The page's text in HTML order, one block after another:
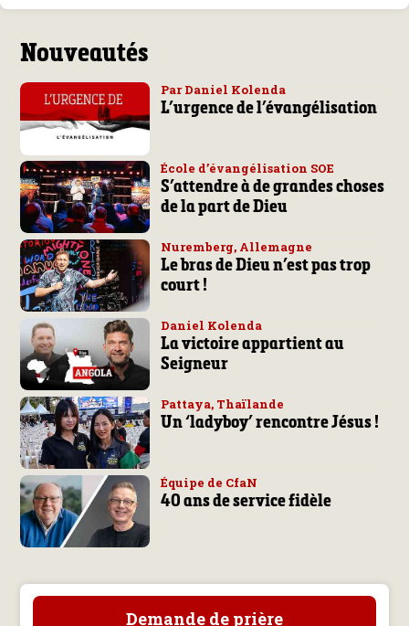
Nouveautés
Par Daniel Kolenda
L’urgence de l’évangélisation
École d’évangélisation SOE
S’attendre à de grandes choses
de la part de Dieu
Nuremberg, Allemagne
Le bras de Dieu n’est pas trop
court !
Daniel Kolenda
La victoire appartient au
Seigneur
Pattaya, Thaïlande
Un ‘ladyboy’ rencontre Jésus !
Équipe de CfaN
40 ans de service fidèle
Demande de prière